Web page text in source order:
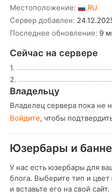
Местоположение:
RU
Сервер добавлен:
Последнее обновление: 9
Сейчас на сервере
1.
2.
Владельцу
Владелец сервера пока не
Войдите, чтобы
Юзербары и
У нас есть юзербары для
блога. Выберите тип и
и вставьте его на свой сайт.